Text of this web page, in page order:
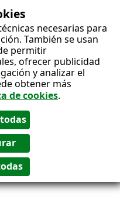
necesarias para
También se usan
permitir
ofrecer publicidad
y analizar el
obtener más
de cookies.